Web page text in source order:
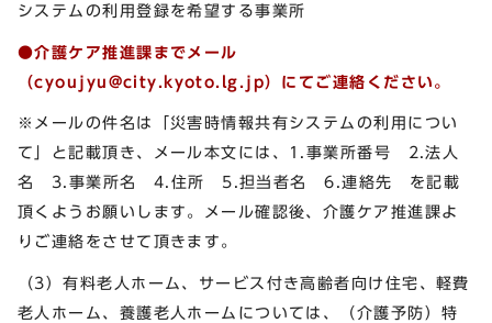
システムの利用登録を希望する事業所
●介護ケア推進課までメール
（cyoujyu@city.kyoto.lg.jp） にてご連絡ください。
※メールの件名は「災害時情報共有システムの利用につい
て」と記載頂き、メール本文には、1.事業所番号 2.法人
名 3.事業所名 4.住所 5.担当者名 6.連絡先 を記載
頂くようお願いします。メール確認後、介護ケア推進課よ
りご連絡をさせて頂きます。
（3）有料老人ホーム、サービス付き高齢者向け住宅、軽費
老人ホーム、養護老人ホームについては、（介護予防）特